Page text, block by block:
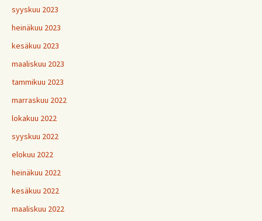
syyskuu 2023
heinäkuu 2023
kesäkuu 2023
maaliskuu 2023
tammikuu 2023
marraskuu 2022
lokakuu 2022
syyskuu 2022
elokuu 2022
heinäkuu 2022
kesäkuu 2022
maaliskuu 2022